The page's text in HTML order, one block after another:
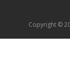
Copyright ©